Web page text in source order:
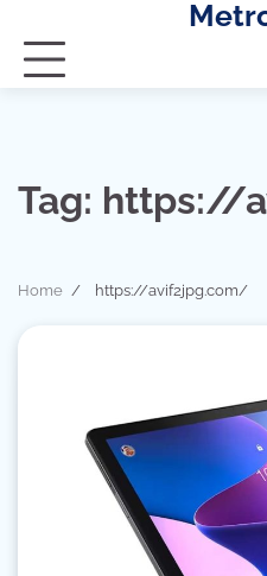
content
Tag: https://
Home https://avif2jpg.com/